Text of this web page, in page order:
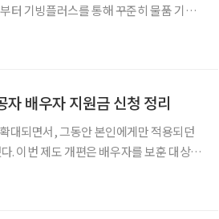
배우자 지원금 신청 정리
대되면서, 그동안 본인에게만 적용되던
. 이번 제도 개편은 배우자를 보훈 대상에